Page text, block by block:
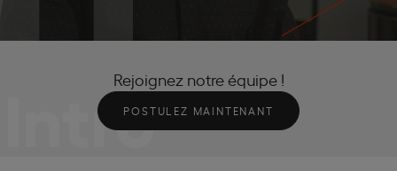
IntroRejoignez notre équipe !
POSTULEZ MAINTENANT